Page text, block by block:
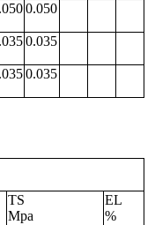
0.050
0.035
0.035
TS
Mpa
EL
%